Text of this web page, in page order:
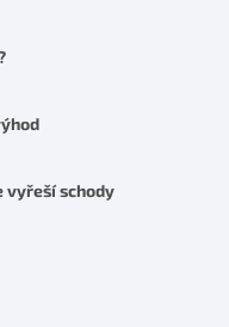
vyřeší schody